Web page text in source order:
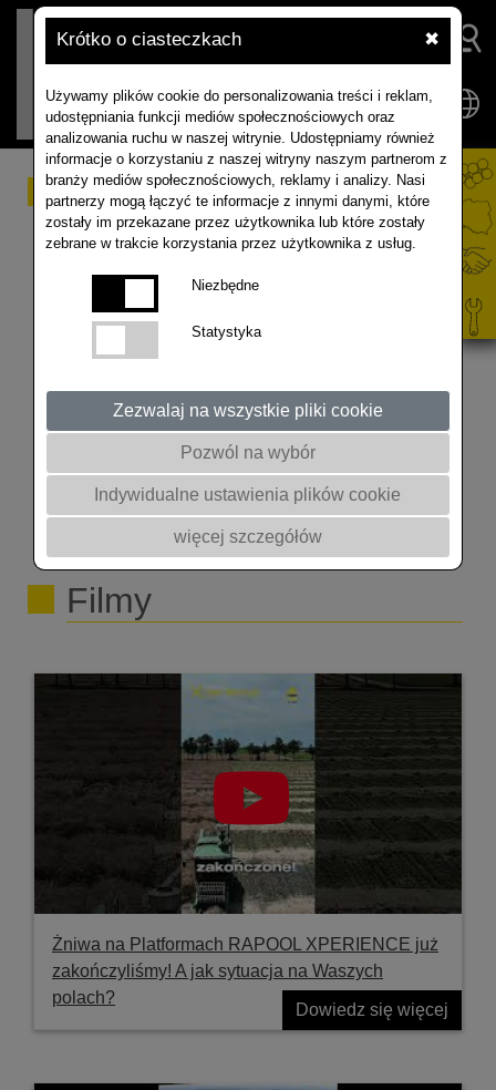
Krótko o ciasteczkach ✖
Używamy plików cookie do personalizowania treści i reklam,
udostępniania funkcji mediów społecznościowych oraz
analizowania ruchu w naszej witrynie. Udostępniamy również
informacje o korzystaniu z naszej witryny naszym partnerom z
branży mediów społecznościowych, reklamy i analizy. Nasi
partnerzy mogą łączyć te informacje z innymi danymi, które
zostały im przekazane przez użytkownika lub które zostały
zebrane w trakcie korzystania przez użytkownika z usług.
Niezbędne
Statystyka
Zezwalaj na wszystkie pliki cookie
Pozwól na wybór
Indywidualne ustawienia plików cookie
więcej szczegółów
Rzepak-
Rapool_Efektywność
wykorzystania azotu.
Nowe genetycznie mieszańce TEMPTATION i
zastosowany azot.
Filmy
Żniwa na Platformach RAPOOL XPERIENCE już
zakończyliśmy! A jak sytuacja na Waszych
polach?
Dowiedz się więcej